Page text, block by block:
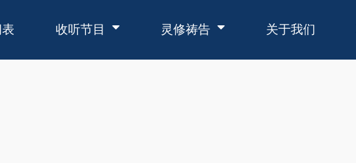
收听节目 灵修祷告 关于我们